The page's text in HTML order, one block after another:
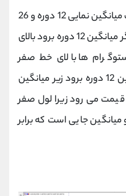
می دانیم اندیکاتور مکدی از اختلاف میانگین نمایی 12 دوره و 26
دوره به وجود می آید به طوری که اگر میانگین 12 دوره برود بالای
ها بالای خط صفر
نمایش داده می شود و اگر میانگین 12 دوره برود زیر میانگین
قیمت می رود زیرا لول صفر
جایی است که برابر